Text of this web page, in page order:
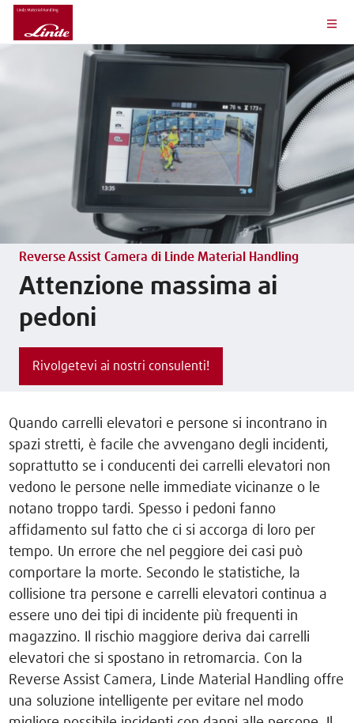
Reverse Assist Camera di Linde Material Handling
Attenzione massima ai
pedoni
Rivolgetevi ai nostri consulenti!
Quando carrelli elevatori e persone si incontrano in
spazi stretti, è facile che avvengano degli incidenti,
soprattutto se i conducenti dei carrelli elevatori non
vedono le persone nelle immediate vicinanze o le
notano troppo tardi. Spesso i pedoni fanno
affidamento sul fatto che ci si accorga di loro per
tempo. Un errore che nel peggiore dei casi può
comportare la morte. Secondo le statistiche, la
collisione tra persone e carrelli elevatori continua a
essere uno dei tipi di incidente più frequenti in
magazzino. Il rischio maggiore deriva dai carrelli
elevatori che si spostano in retromarcia. Con la
Reverse Assist Camera, Linde Material Handling offre
una soluzione intelligente per evitare nel modo